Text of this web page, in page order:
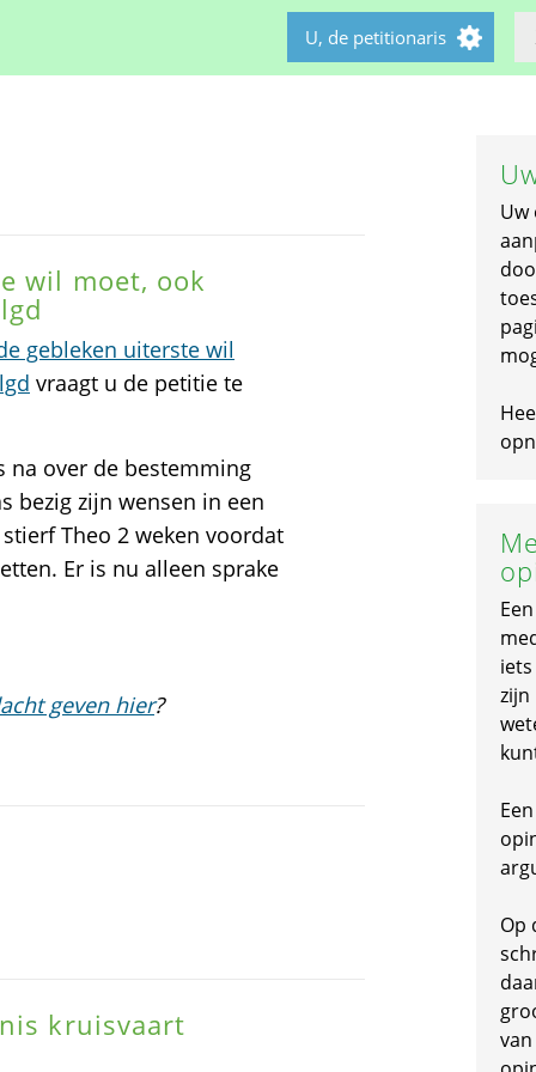
U, de petitionaris
wil moet, ook
gebleken uiterste wil
vraagt u de petitie te
na over de bestemming
bezig zijn wensen in een
Theo 2 weken voordat
Er is nu alleen sprake
geven hier?
kruisvaart
Uw
zijn
Op